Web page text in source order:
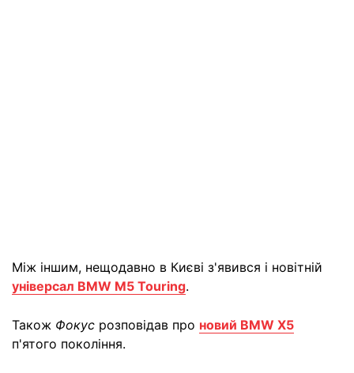
Між іншим, нещодавно в Києві з'явився і новітній
універсал BMW M5 Touring.
Також Фокус розповідав про новий BMW X5
п'ятого покоління.